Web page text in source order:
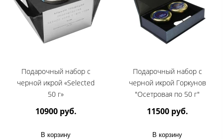
Подарочный набор c
черной икрой «Selected
50 г»
10900 руб.
В корзину
Подарочный набор с
черной икрой Горкунов
"Осетровая по 50 г"
11500 руб.
В корзину